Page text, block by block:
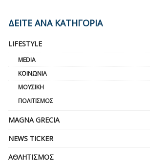
ΔΕΙΤΕ ΑΝΑ ΚΑΤΗΓΟΡΙΑ
LIFESTYLE
MEDIA
ΚΟΙΝΩΝΊΑ
ΜΟΥΣΙΚΉ
ΠΟΛΙΤΙΣΜΌΣ
MAGNA GRECIA
NEWS TICKER
ΑΘΛΗΤΙΣΜΌΣ